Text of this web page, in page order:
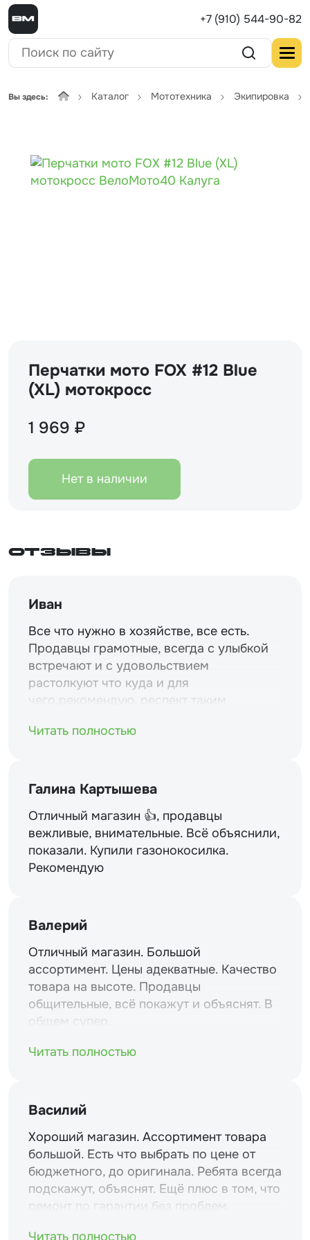
+7 (910) 544-90-82
Вы здесь: Каталог Мототехника Экипировка
Перчатки мото FOX #12 Blue
(XL) мотокросс
1 969 ₽
Нет в наличии
Отзывы
Иван
Все что нужно в хозяйстве, все есть.
Продавцы грамотные, всегда с улыбкой
встречают и с удовольствием
растолкуют что куда и для
чего.рекомендую. респект таким
Читать полностью
Галина Картышева
Отличный магазин 👍, продавцы
вежливые, внимательные. Всё объяснили,
показали. Купили газонокосилка.
Рекомендую
Валерий
Отличный магазин. Большой
ассортимент. Цены адекватные. Качество
товара на высоте. Продавцы
общительные, всё покажут и объяснят. В
общем супер.
Читать полностью
Василий
Хороший магазин. Ассортимент товара
большой. Есть что выбрать по цене от
бюджетного, до оригинала. Ребята всегда
подскажут, объяснят. Ещё плюс в том, что
ремонт по гарантии без проблем.
Читать полностью